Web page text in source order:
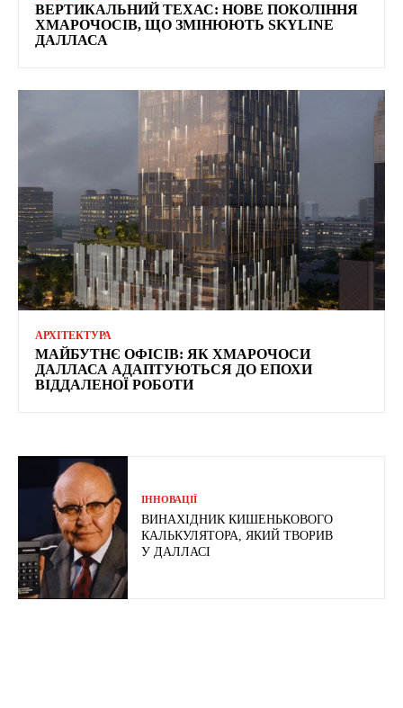
ВЕРТИКАЛЬНИЙ ТЕХАС: НОВЕ ПОКОЛІННЯ
ХМАРОЧОСІВ, ЩО ЗМІНЮЮТЬ SKYLINE
ДАЛЛАСА
АРХІТЕКТУРА
МАЙБУТНЄ ОФІСІВ: ЯК ХМАРОЧОСИ
ДАЛЛАСА АДАПТУЮТЬСЯ ДО ЕПОХИ
ВІДДАЛЕНОЇ РОБОТИ
ІННОВАЦІЇ
ВИНАХІДНИК КИШЕНЬКОВОГО
КАЛЬКУЛЯТОРА, ЯКИЙ ТВОРИВ
У ДАЛЛАСІ